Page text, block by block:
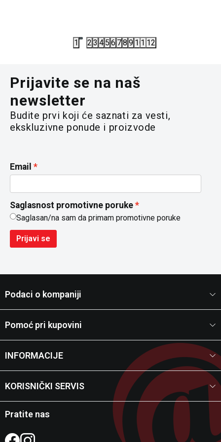
1 2 3 4 5 6 78 9 101112
Prijavite se na naš
newsletter
Budite prvi koji će saznati za vesti,
ekskluzivne ponude i proizvode
Email
Saglasnost promotivne poruke
Saglasan/na sam da primam promotivne poruke
Prijavi se
Podaci o kompaniji
Pomoć pri kupovini
INFORMACIJE
KORISNIČKI SERVIS
Pratite nas